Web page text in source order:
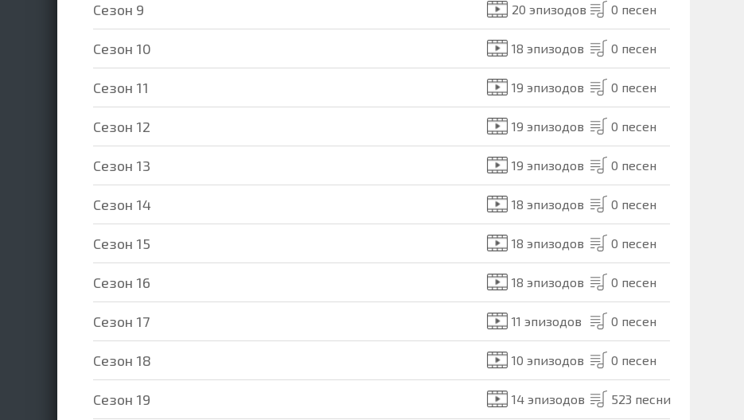
Cезон 9 20 эпизодов 0 песен
Cезон 10 18 эпизодов 0 песен
Cезон 11 19 эпизодов 0 песен
Cезон 12 19 эпизодов 0 песен
Cезон 13 19 эпизодов 0 песен
Cезон 14 18 эпизодов 0 песен
Cезон 15 18 эпизодов 0 песен
Cезон 16 18 эпизодов 0 песен
Cезон 17 11 эпизодов 0 песен
Cезон 18 10 эпизодов 0 песен
Cезон 19 14 эпизодов 523 песни